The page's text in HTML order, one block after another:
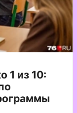
1 из 10: